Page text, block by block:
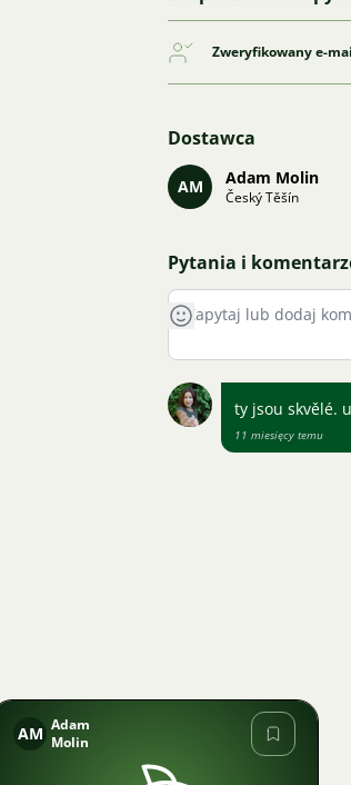
Zweryfikowany e-
Dostawca
AM Adam Molin
Český Těšín
Pytania i
ty jsou skvělé.
11 miesięcy temu
AM Adam
Molin